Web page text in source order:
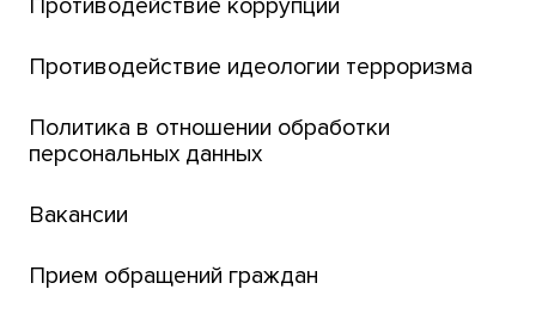
ТГУ
Интернет-лицей
Открытые онлайн-курсы (MOOCs)
Платежи онлайн
Банк инициатив по развитию университета
Противодействие идеологии терроризма
Политика в отношении обработки
персональных данных
Вакансии
Прием обращений граждан